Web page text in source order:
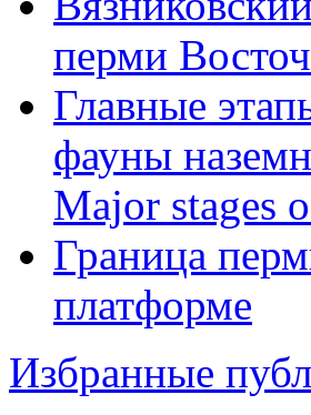
перми
Главные
фауны
Major stages
Граница
платформе
Избранные